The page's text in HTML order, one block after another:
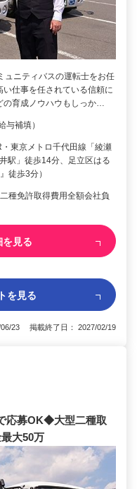
ュニティバスの運転士をお任
仕事を任されている信頼に
育成ノウハウもしっか…
与補填）
東京メトロ千代田線「綾瀬
駅」徒歩14分、足立区はる
徒歩3分）
種免許取得費用全額会社負
を見る
を見る
06/23 掲載終了日： 2027/02/19
応募OK◆大型二種取
大50万